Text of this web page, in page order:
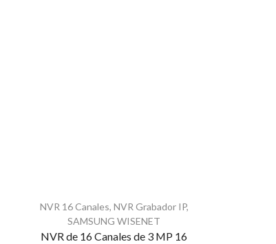
NVR 16 Canales, NVR Grabador IP,
SAMSUNG WISENET
NVR de 16 Canales de 3 MP 16